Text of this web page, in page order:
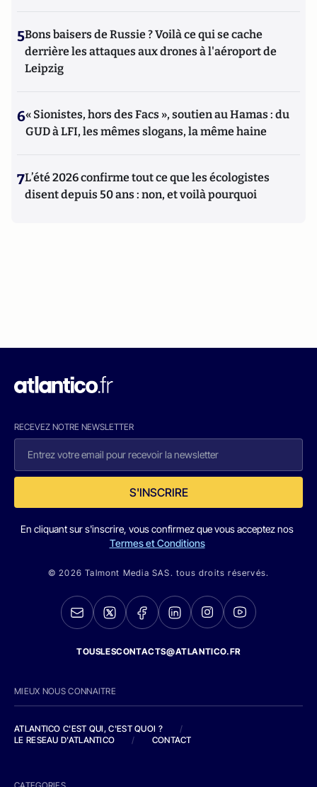
5Bons baisers de Russie ? Voilà ce qui se cache
derrière les attaques aux drones à l'aéroport de
Leipzig
6« Sionistes, hors des Facs », soutien au Hamas : du
GUD à LFI, les mêmes slogans, la même haine
7L’été 2026 confirme tout ce que les écologistes
disent depuis 50 ans : non, et voilà pourquoi
RECEVEZ NOTRE NEWSLETTER
S'INSCRIRE
En cliquant sur s'inscrire, vous confirmez que vous acceptez nos
Termes et Conditions
© 2026 Talmont Media SAS. tous droits réservés.
TOUSLESCONTACTS@ATLANTICO.FR
MIEUX NOUS CONNAITRE
ATLANTICO C'EST QUI, C'EST QUOI ?
/
LE RESEAU D'ATLANTICO
/ CONTACT